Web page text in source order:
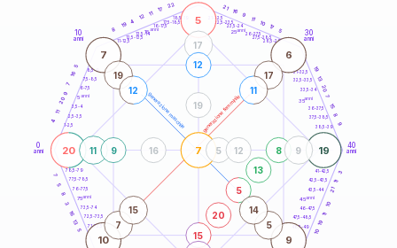
generazione maschile generazione femminile
0
anni
10
anni
30
anni
40
anni
1-2,5
2,5-3,5
3,5-4
6-7,5
7,5-8,5
8,5-9
11-12,5
12,5-13,5
13,5-14
16-17,5
17,5-18,5
18,5-19 21-22,5
22,5-23,5
23,5-24
26-27,5
27,5-28,5
28,5-29
31-32,5
32,5-33,5
33,5-34
36-37,5
37,5-38,5
38,5-39
41-42,5
42,5-43,5
43,5-44
46-47,5
47,5-48,5
48,5-49
71-72,5
72,5-73,5
73,5-74
76-77,5
77,5-78,5
78,5-79
4
11
20
9
7
16
5
8
19 4
12
11
17
22 21
16
9
11
10
17
5
19
13
20
7
15
8
9
3
11
21
10
11
19
10
5
13
16
3
8
5
7
20
5
19
7
7 6
10 9
15
20
5
13
8
11
17
9
9
12
5 12
16
19
19
12
17
11
7
15
5
14
5anni
15 anni 25anni
35anni
45anni
75anni